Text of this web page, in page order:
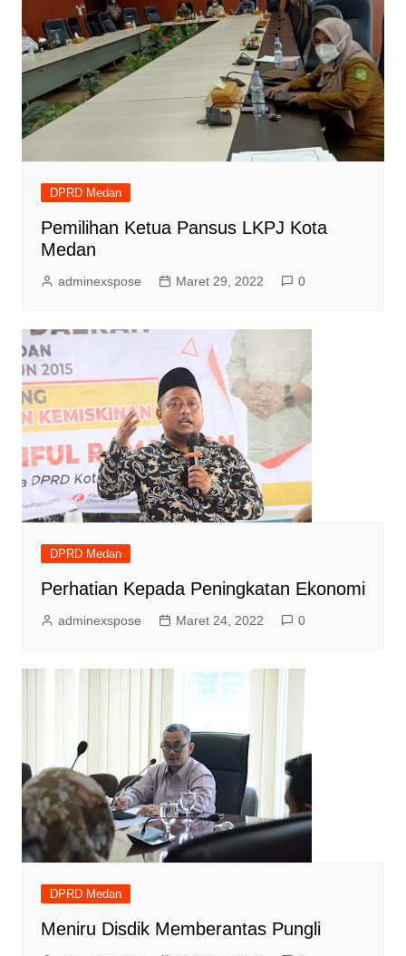
DPRD Medan
Pemilihan Ketua Pansus LKPJ Kota
Medan
adminexspose Maret 29, 2022 0
DPRD Medan
Perhatian Kepada Peningkatan Ekonomi
adminexspose Maret 24, 2022 0
DPRD Medan
Meniru Disdik Memberantas Pungli